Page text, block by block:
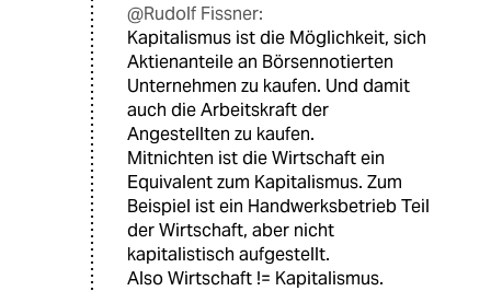
@Rudolf Fissner:
Kapitalismus ist die Möglichkeit, sich
Aktienanteile an Börsennotierten
Unternehmen zu kaufen. Und damit
auch die Arbeitskraft der
Angestellten zu kaufen.
Mitnichten ist die Wirtschaft ein
Equivalent zum Kapitalismus. Zum
Beispiel ist ein Handwerksbetrieb Teil
der Wirtschaft, aber nicht
kapitalistisch aufgestellt.
Also Wirtschaft != Kapitalismus.